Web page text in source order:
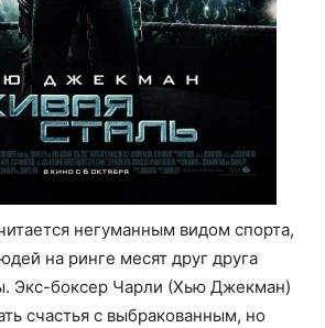
негуманным видом спорта,
на ринге месят друг друга
Экс-боксер Чарли (Хью Джекман)
счастья с выбракованным, но